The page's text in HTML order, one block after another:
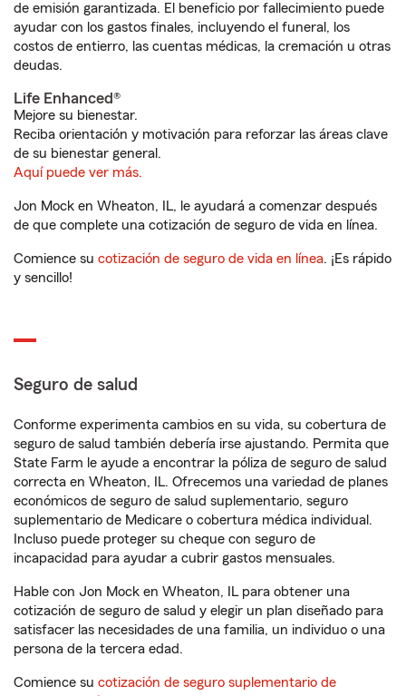
de emisión garantizada. El beneficio por fallecimiento puede
ayudar con los gastos finales, incluyendo el funeral, los
costos de entierro, las cuentas médicas, la cremación u otras
deudas.
Life Enhanced®
Mejore su bienestar.
Reciba orientación y motivación para reforzar las áreas clave
de su bienestar general.
Aquí puede ver más.
Jon Mock en Wheaton, IL, le ayudará a comenzar después
de que complete una cotización de seguro de vida en línea.
Comience su cotización de seguro de vida en línea. ¡Es rápido
y sencillo!
Seguro de salud
Conforme experimenta cambios en su vida, su cobertura de
seguro de salud también debería irse ajustando. Permita que
State Farm le ayude a encontrar la póliza de seguro de salud
correcta en Wheaton, IL. Ofrecemos una variedad de planes
económicos de seguro de salud suplementario, seguro
suplementario de Medicare o cobertura médica individual.
Incluso puede proteger su cheque con seguro de
incapacidad para ayudar a cubrir gastos mensuales.
Hable con Jon Mock en Wheaton, IL para obtener una
cotización de seguro de salud y elegir un plan diseñado para
satisfacer las necesidades de una familia, un individuo o una
persona de la tercera edad.
Comience su cotización de seguro suplementario de